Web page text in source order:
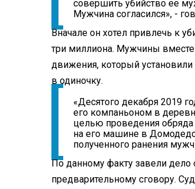
совершить убийство ее
Мужчина согласился», -
Вначале он хотел привлечь к
три миллиона. Мужчины
движения, который
в одиночку.
«Десятого декабря 2019
его компаньоном в
целью проведения
на его машине в
полученного ранения
По данному факту завели дело
предварительному сговору.